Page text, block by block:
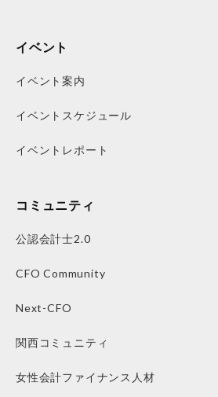
イベント
イベント案内
イベントスケジュール
イベントレポート
コミュニティ
公認会計士2.0
CFO Community
Next-CFO
関西コミュニティ
女性会計ファイナンス人材